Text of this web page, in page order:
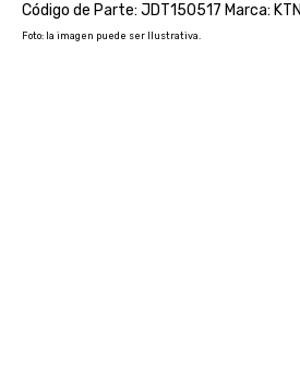
Código de Parte: JDT150517 Marca: KTN
Foto: la imagen puede ser Ilustrativa.